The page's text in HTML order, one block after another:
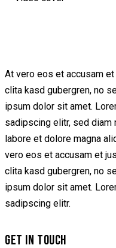
At vero eos et accusam
clita kasd gubergren, no
ipsum dolor sit amet.
sadipscing elitr, sed diam
labore et dolore magna
vero eos et accusam et
clita kasd gubergren, no
ipsum dolor sit amet.
sadipscing elitr.
GET IN TOUCH